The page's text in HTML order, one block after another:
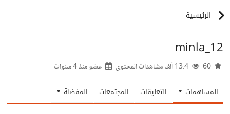
الرئيسية
minla_12
عضو منذ4 سنوات
المساهمات التعليقات المجتمعات المفضلة